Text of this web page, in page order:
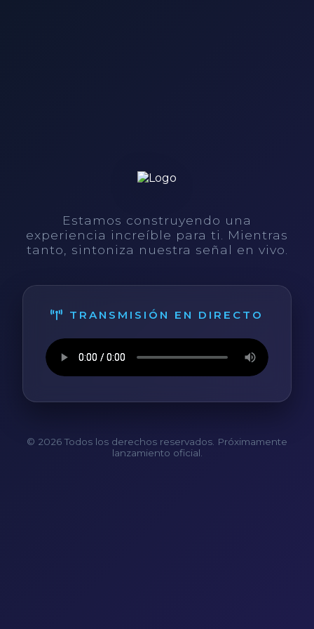
Estamos construyendo una
experiencia increíble para ti. Mientras
tanto, sintoniza nuestra señal en vivo.
TRANSMISIÓN EN DIRECTO
© 2026 Todos los derechos reservados. Próximamente
lanzamiento oficial.